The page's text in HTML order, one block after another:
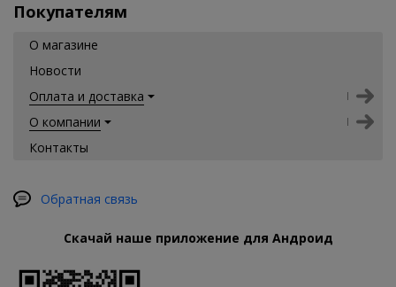
Покупателям
О магазине
Новости
Оплата и доставка
О компании
Контакты
Обратная связь
Скачай наше приложение для Андроид